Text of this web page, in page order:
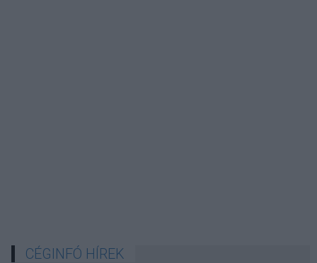
CÉGINFÓ HÍREK